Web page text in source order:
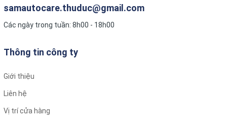
samautocare.thuduc@gmail.com
Các ngày trong tuần: 8h00 - 18h00
Thông tin công ty
Giới thiệu
Liên hệ
Vị trí cửa hàng